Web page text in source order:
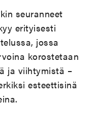
seuranneet
erityisesti
jossa
korostetaan
ja viihtymistä –
esteettisinä